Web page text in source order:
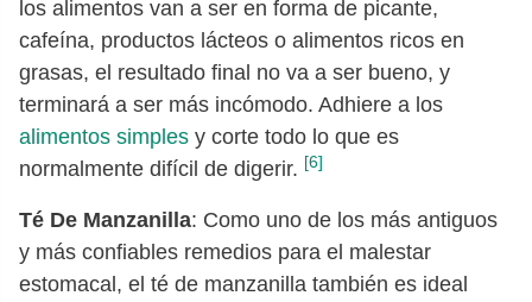
los alimentos van a ser en forma de picante,
cafeína, productos lácteos o alimentos ricos en
grasas, el resultado final no va a ser bueno, y
terminará a ser más incómodo. Adhiere a los
alimentos simples y corte todo lo que es
normalmente difícil de digerir. [6]
Té De Manzanilla: Como uno de los más antiguos
y más confiables remedios para el malestar
estomacal, el té de manzanilla también es ideal